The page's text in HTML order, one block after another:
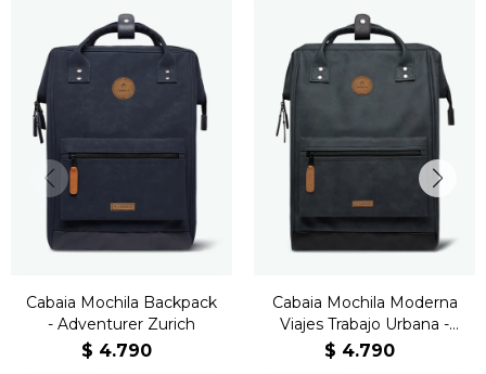
Cabaia Mochila Backpack
- Adventurer Zurich
$ 4.790
Cabaia Mochila Moderna
Viajes Trabajo Urbana -
Adventurer Le Havre
$ 4.790